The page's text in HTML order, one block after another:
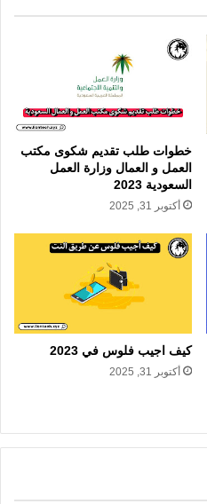
خطوات طلب تقديم شكوى مكتب
العمل و العمال وزارة العمل
السعودية 2023
أكتوبر 31, 2025
كيف اجيب فلوس في 2023
أكتوبر 31, 2025